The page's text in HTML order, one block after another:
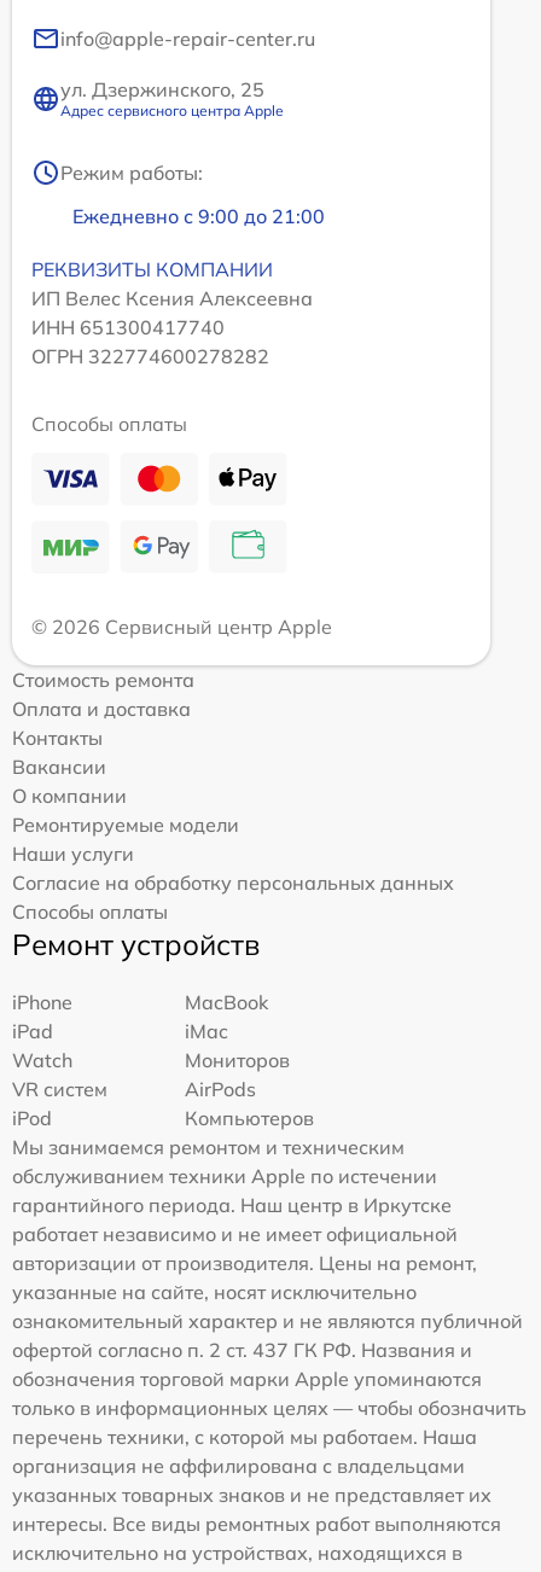
info@apple-repair-center.ru
ул. Дзержинского, 25
Адрес сервисного центра Apple
Режим работы:
Ежедневно с 9:00 до 21:00
РЕКВИЗИТЫ КОМПАНИИ
ИП Велес Ксения Алексеевна
ИНН 651300417740
ОГРН 322774600278282
Способы оплаты
© 2026 Сервисный центр Apple
Стоимость ремонта
Оплата и доставка
Контакты
Вакансии
О компании
Ремонтируемые модели
Наши услуги
Согласие на обработку персональных данных
Способы оплаты
Ремонт устройств
iPhone
MacBook
iPad
iMac
Watch
Мониторов
VR систем
AirPods
iPod
Компьютеров
Мы занимаемся ремонтом и техническим
обслуживанием техники Apple по истечении
гарантийного периода. Наш центр в Иркутске
работает независимо и не имеет официальной
авторизации от производителя. Цены на ремонт,
указанные на сайте, носят исключительно
ознакомительный характер и не являются публичной
офертой согласно п. 2 ст. 437 ГК РФ. Названия и
обозначения торговой марки Apple упоминаются
только в информационных целях — чтобы обозначить
перечень техники, с которой мы работаем. Наша
организация не аффилирована с владельцами
указанных товарных знаков и не представляет их
интересы. Все виды ремонтных работ выполняются
исключительно на устройствах, находящихся в